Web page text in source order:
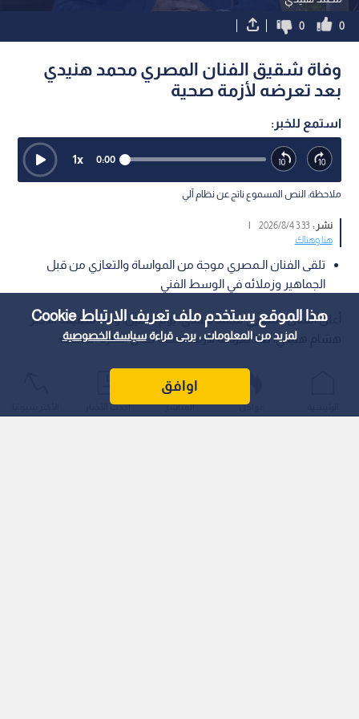
هذا الموقع يستخدم ملف تعريف الارتباط Cookie
لمزيد من المعلومات ، يرجى قراءةسياسة الخصوصية
اوافق
0
0
وفاة شقيق الفنان المصري محمد هنيدي
بعد تعرضه لأزمة صحية
استمع للخبر:
0:00
1x
ملاحظة: النص المسموع ناتج عن نظام آلي
نشر :3:33 2026/8/4
|
هنا وهناك
تلقى الفنان الـمصري موجة من المواساة والتعازي من قبل
الجماهير وزملائه في الوسط الفني
أعلن الفنان المصري محمد هنيدي، يوم الاثنين، وفاة شقيقه الأكبر
هشام هنيدي، بعد تعرضه لأزمة صحية خلال الفترة الماضية.
عواجل المباشر أحدث الأخبار